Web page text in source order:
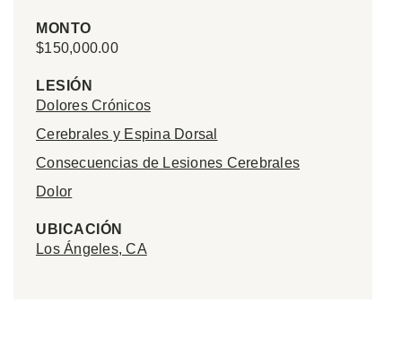
MONTO
$150,000.00
LESIÓN
Dolores Crónicos
Cerebrales y Espina Dorsal
Consecuencias de Lesiones Cerebrales
Dolor
UBICACIÓN
Los Ángeles, CA